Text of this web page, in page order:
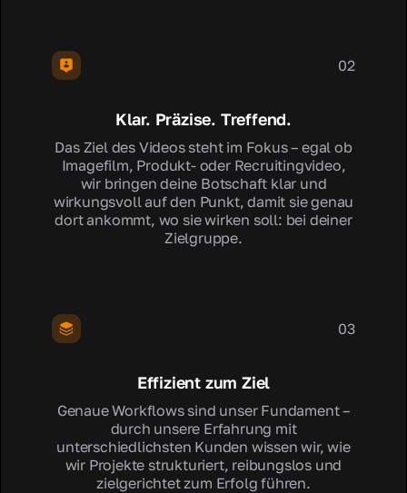
02
Klar. Präzise. Treffend.
Das Ziel des Videos steht im Fokus – egal ob
Imagefilm, Produkt- oder Recruitingvideo,
wir bringen deine Botschaft klar und
wirkungsvoll auf den Punkt, damit sie genau
dort ankommt, wo sie wirken soll: bei deiner
Zielgruppe.
03
Effizient zum Ziel
Genaue Workflows sind unser Fundament –
durch unsere Erfahrung mit
unterschiedlichsten Kunden wissen wir, wie
wir Projekte strukturiert, reibungslos und
zielgerichtet zum Erfolg führen.